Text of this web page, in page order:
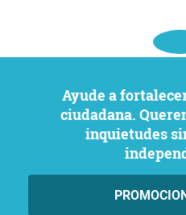
Ayude a fortalecer la participación
ciudadana.
inquietudes